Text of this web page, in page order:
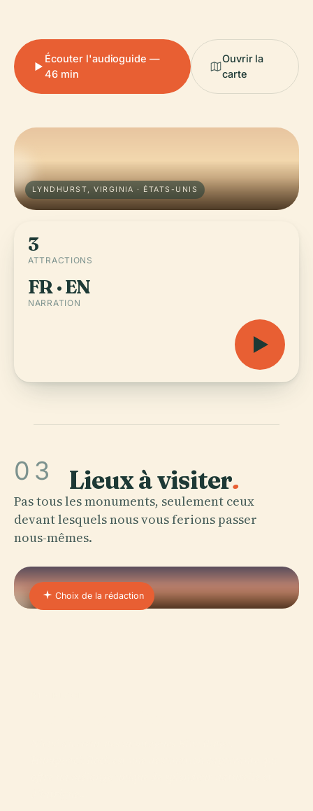
Écouter l'audioguide —
46 min
Ouvrir la
carte
LYNDHURST, VIRGINIA · ÉTATS-UNIS
3
ATTRACTIONS
FR · EN
NARRATION
03 Lieux à visiter.
Pas tous les monuments, seulement ceux
devant lesquels nous vous ferions passer
nous-mêmes.
Choix de la rédaction